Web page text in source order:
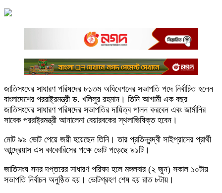
জাতিসংঘের সাধারণ পরিষদের ৮১তম অধিবেশনের সভাপতি পদে নির্বাচিত হলেন
বাংলাদেশের পররাষ্ট্রমন্ত্রী ড. খলিলুর রহমান। তিনি আগামী এক বছর
জাতিসংঘের সাধারণ পরিষদের সভাপতির দায়িত্ব পালন করবেন এবং জার্মানির
সাবেক পররাষ্ট্রমন্ত্রী আনালেনা বেয়ারবকের স্থলাভিষিক্ত হবেন।
মোট ৯৯ ভোট পেয়ে জয়ী হয়েছেন তিনি। তার প্রতিদ্বন্দ্বী সাইপ্রাসের প্রার্থী
আন্দ্রেয়াস এস কাকোরিসের পক্ষে ভোট পড়েছে ৯১টি।
জাতিসংঘ সদর দপ্তরের সাধারণ পরিষদ হলে মঙ্গলবার (২ জুন) সকাল ১০টায়
সভাপতি নির্বাচন অনুষ্ঠিত হয়। ভোটগ্রহণ শেষ হয় রাত ৮টায়।